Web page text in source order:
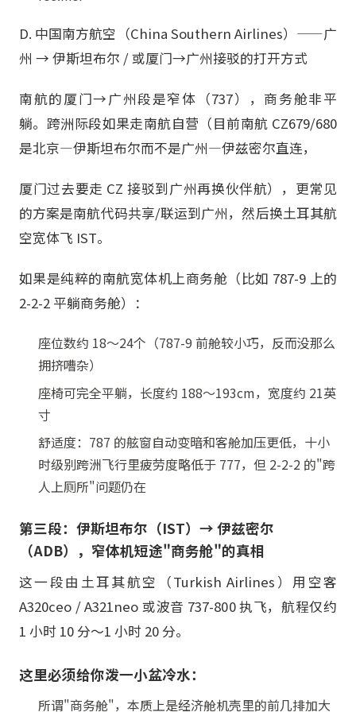
D. 中国南方航空（China Southern Airlines）——广
州 → 伊斯坦布尔 / 或厦门→广州接驳的打开方式
南航的厦门→广州段是窄体（737），商务舱非平
躺。跨洲际段如果走南航自营（目前南航 CZ679/680
是北京—伊斯坦布尔而不是广州—伊兹密尔直连，
厦门过去要走 CZ 接驳到广州再换伙伴航），更常见
的方案是南航代码共享/联运到广州，然后换土耳其航
空宽体飞 IST。
如果是纯粹的南航宽体机上商务舱（比如 787-9 上的
2-2-2 平躺商务舱）：
座位数约 18～24个（787-9 前舱较小巧，反而没那么
拥挤嘈杂）
座椅可完全平躺，长度约 188～193cm，宽度约 21英
寸
舒适度：787 的舷窗自动变暗和客舱加压更低，十小
时级别跨洲飞行里疲劳度略低于 777，但 2-2-2 的"跨
人上厕所"问题仍在
第三段：伊斯坦布尔（IST）→ 伊兹密尔
（ADB），窄体机短途"商务舱"的真相
这一段由土耳其航空（Turkish Airlines）用空客
A320ceo / A321neo 或波音 737-800 执飞，航程仅约
1 小时 10 分～1 小时 20 分。
这里必须给你泼一小盆冷水：
所谓"商务舱"，本质上是经济舱机壳里的前几排加大